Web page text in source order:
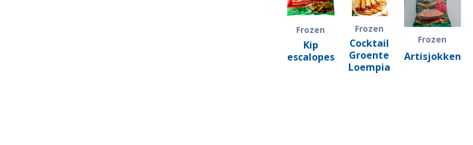
Frozen
Kip
escalopes
Frozen
Cocktail
Groente
Loempia
Frozen
Artisjokken